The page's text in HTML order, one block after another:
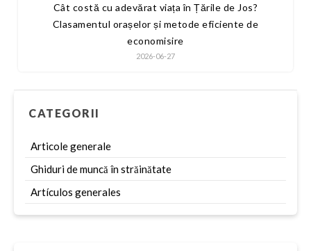
Cât costă cu adevărat viața în Țările de Jos?
Clasamentul orașelor și metode eficiente de
economisire
2026-06-27
CATEGORII
Articole generale
Ghiduri de muncă în străinătate
Artículos generales